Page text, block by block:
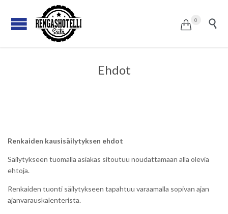
 0 
Ehdot
Renkaiden kausisäilytyksen ehdot
Säilytykseen tuomalla asiakas sitoutuu noudattamaan alla olevia
ehtoja.
Renkaiden tuonti säilytykseen tapahtuu varaamalla sopivan ajan
ajanvarauskalenterista.